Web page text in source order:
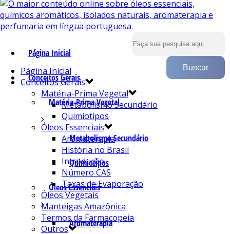
Página Inicial
Conceitos Gerais
Matéria-Prima Vegetal
Metabolismo Secundário
Quimiotipos
Óleos Essenciais
Aromaterapia
Página Inicial
Conceitos Gerais
Matéria-Prima Vegetal
Metabolismo Secundário
Quimiotipos
Óleos Essenciais
Aromaterapia
História no Brasil
Introdução
Número CAS
Taxas de Evaporação
Óleos Vegetais
Manteigas Amazônica
Termos da Farmacopeia
Outros